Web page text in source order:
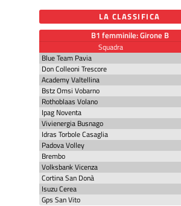
LA CLASSIFICA
B1 femminile: Girone B
Squadra
Blue Team Pavia
Don Colleoni Trescore
Academy Valtellina
Bstz Omsi Vobarno
Rothoblaas Volano
Ipag Noventa
Vivienergia Busnago
Idras Torbole Casaglia
Padova Volley
Brembo
Volksbank Vicenza
Cortina San Donà
Isuzu Cerea
Gps San Vito